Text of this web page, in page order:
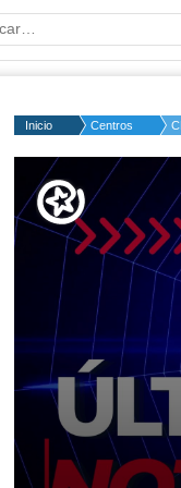
o frase:
Inicio Centros
Volume
50%